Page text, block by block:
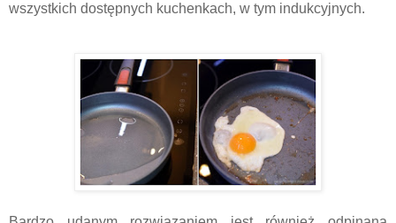
wszystkich dostępnych kuchenkach, w tym indukcyjnych.